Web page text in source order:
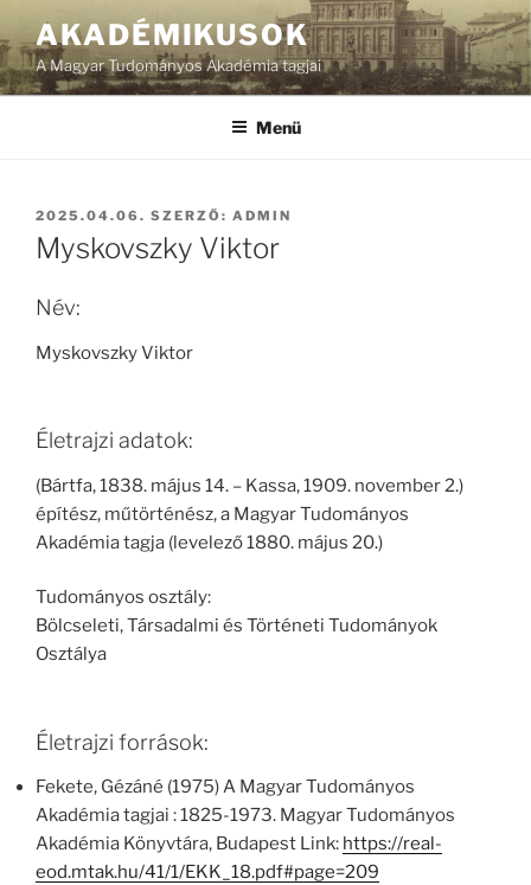
AKADÉMIKUSOK
A Magyar Tudományos Akadémia tagjai
Menü
BEKÜLDVE:
2025.04.06. SZERZŐ: ADMIN
Myskovszky Viktor
Név:
Myskovszky Viktor
Életrajzi adatok:
(Bártfa, 1838. május 14. – Kassa, 1909. november 2.)
építész, műtörténész, a Magyar Tudományos
Akadémia tagja (levelező 1880. május 20.)
Tudományos osztály:
Bölcseleti, Társadalmi és Történeti Tudományok
Osztálya
Életrajzi források:
Fekete, Gézáné (1975) A Magyar Tudományos
Akadémia tagjai : 1825-1973. Magyar Tudományos
Akadémia Könyvtára, Budapest Link: https://real-
eod.mtak.hu/41/1/EKK_18.pdf#page=209